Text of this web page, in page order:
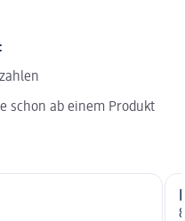
schon ab einem Produkt